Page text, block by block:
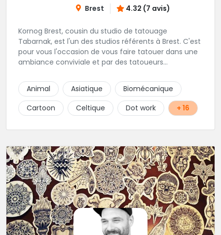
Brest 4.32 (7 avis)
Kornog Brest, cousin du studio de tatouage
Tabarnak, est l'un des studios référents à Brest. C'est
pour vous l'occasion de vous faire tatouer dans une
ambiance conviviale et par des tatoueurs
vous se fait uniquement en magasin ou par
téléphone au 02-98-43-39-73!
Animal Asiatique
Biomécanique
Cartoon
Celtique Dot work + 16